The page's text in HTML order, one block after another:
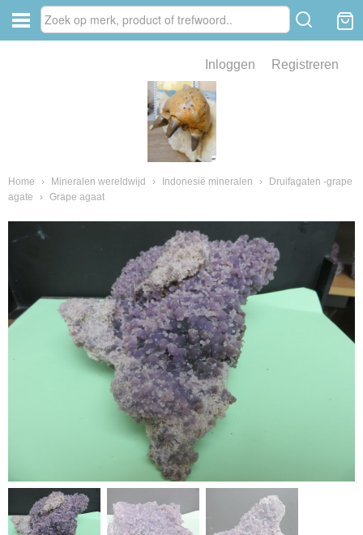
Inloggen Registreren
Home › Mineralen wereldwijd › Indonesië mineralen ›
Druifagaten -grape
agate
› Grape agaat
van fossielen en mineralen